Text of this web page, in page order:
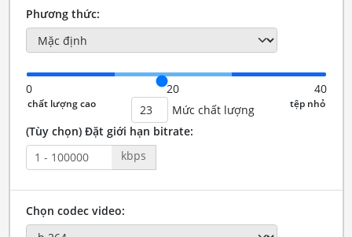
Phương thức:
0 20
40
Mức chất lượng
(Tùy chọn) Đặt giới hạn bitrate:
kbps
Chọn codec video: